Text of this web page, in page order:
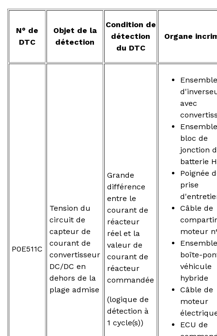
N° de
DTC
Objet de la
détection
Condition de
détection
du DTC
Organe
P0E511C
Tension du
circuit de
capteur de
courant de
convertisseur
DC/DC en
dehors de la
plage admise
Grande
différence
entre le
courant de
réacteur
réel et la
valeur de
courant de
réacteur
commandée
(logique de
détection à
1 cycle(s))
Ensemble
avec
bloc de
jonction
batterie
Poignée
prise
Câble de
moteur
boîte-
véhicule
hybride
Câble de
moteur
ECU de